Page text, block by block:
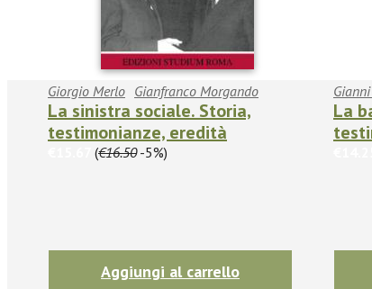
Giorgio Merlo Gianfranco Morgando
La sinistra sociale. Storia,
testimonianze, eredità
(€16.50-5%)
Aggiungi al carrello
La